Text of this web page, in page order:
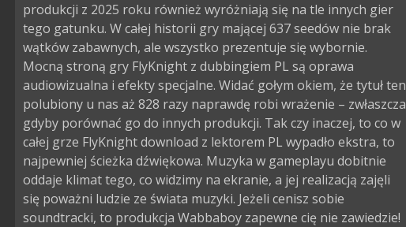
produkcji z 2025 roku również wyróżniają się na tle innych gier
tego gatunku. W całej historii gry mającej 637 seedów nie brak
wątków zabawnych, ale wszystko prezentuje się wybornie.
Mocną stroną gry FlyKnight z dubbingiem PL są oprawa
audiowizualna i efekty specjalne. Widać gołym okiem, że tytuł ten
polubiony u nas aż 828 razy naprawdę robi wrażenie – zwłaszcza
gdyby porównać go do innych produkcji. Tak czy inaczej, to co w
całej grze FlyKnight download z lektorem PL wypadło ekstra, to
najpewniej ścieżka dźwiękowa. Muzyka w gameplayu dobitnie
oddaje klimat tego, co widzimy na ekranie, a jej realizacją zajęli
się poważni ludzie ze świata muzyki. Jeżeli cenisz sobie
soundtracki, to produkcja Wabbaboy zapewne cię nie zawiedzie!